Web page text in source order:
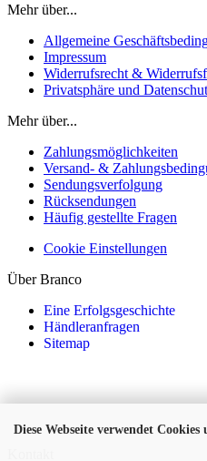
Diese Webseite verwendet
Mehr über...
Allgemeine
Impressum
Widerrufsrecht &
Privatsphäre und
Mehr über...
Zahlungsmöglichkeiten
Versand- &
Sendungsverfolgung
Rücksendungen
Häufig gestellte Fragen
Cookie Einstellungen
Über Branco
Eine Erfolgsgeschichte
Händleranfragen
Sitemap